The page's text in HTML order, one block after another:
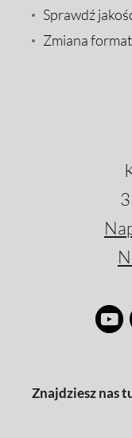
Sprawdź
Zmiana
Znajdziesz nas